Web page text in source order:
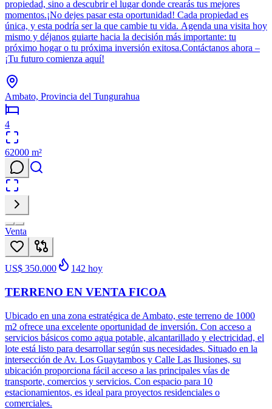
propiedad, sino a descubrir el lugar donde crearás tus mejores
momentos.¡No dejes pasar esta oportunidad! Cada propiedad es
única, y esta podría ser la que cambie tu vida. Agenda una visita hoy
mismo y déjanos guiarte hacia la decisión más importante: tu
próximo hogar o tu próxima inversión exitosa.Contáctanos ahora –
¡Tu futuro comienza aquí!
Ambato, Provincia del Tungurahua
4
62000 m²
Venta
US$ 350.000 142 hoy
TERRENO EN VENTA FICOA
Ubicado en una zona estratégica de Ambato, este terreno de 1000
m2 ofrece una excelente oportunidad de inversión. Con acceso a
servicios básicos como agua potable, alcantarillado y electricidad, el
lote está listo para desarrollar según sus necesidades. Situado en la
intersección de Av. Los Guaytambos y Calle Las Ilusiones, su
ubicación proporciona fácil acceso a las principales vías de
transporte, comercios y servicios. Con espacio para 10
estacionamientos, es ideal para proyectos residenciales o
comerciales.